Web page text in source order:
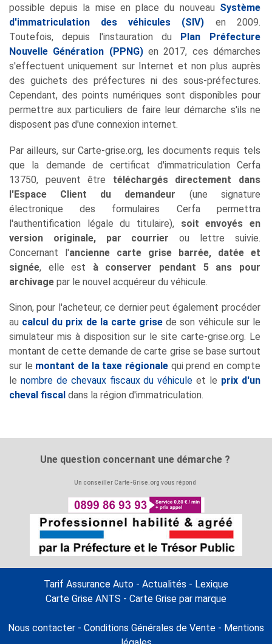
possible depuis la mise en place du nouveau Système
d'immatriculation des véhicules (SIV) en 2009.
Toutefois, depuis l'instauration du
Plan Préfecture
Nouvelle Génération (PPNG)en 2017, ces démarches
s'effectuent uniquement sur Internet et non plus auprès
des guichets des préfectures ni des sous-préfectures.
Cependant, des points numériques sont disponibles pour
permettre aux particuliers de faire leur démarche s'ils ne
disposent pas d'une connexion internet.
Par ailleurs, sur Carte-grise.org, les documents requis tels
que la demande de certificat d'immatriculation Cerfa
13750, peuvent être téléchargés directement dans
l'Espace Client du demandeur (une signature
électronique des formulaires Cerfa permettra
l'authentification légale du titulaire), soit envoyés en
version originale, par courrier ou lettre suivie.
Concernant l'ancienne carte grise barrée, datée et
signée, elle est à conserver pendant 5 ans pour
archivage par le nouvel acquéreur du véhicule.
Sinon, pour l'acheteur, ce dernier peut également procéder
au calcul du prix de la carte grise de son véhicule sur le
simulateur mis à disposition sur le site carte-grise.org. Le
montant de cette demande de carte grise se base surtout
sur le montant de la taxe régionale qui prend en compte
le nombre de chevaux fiscaux du véhicule et le prix d'un
cheval fiscal dans la région d'immatriculation.
Une question concernant une démarche ?
Un conseiller Carte-Grise.org vous répond
Tarif Assurance Auto - Actualités - Lexique
Carte Grise ANTS - Carte Grise par marque
Nous contacter - Conditions Générales de Vente - Mentions
Gestion des cookies